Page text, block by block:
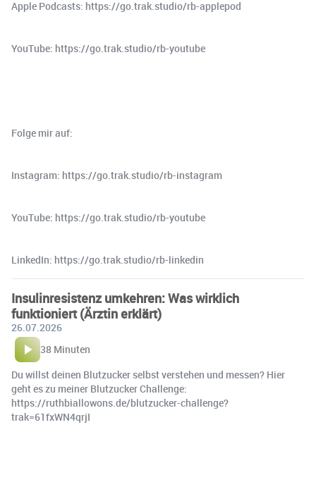
Apple Podcasts: https://go.trak.studio/rb-applepod
YouTube: https://go.trak.studio/rb-youtube
Folge mir auf:
Instagram: https://go.trak.studio/rb-instagram
YouTube: https://go.trak.studio/rb-youtube
LinkedIn: https://go.trak.studio/rb-linkedin
Insulinresistenz umkehren: Was wirklich
funktioniert (Ärztin erklärt)
26.07.2026
38 Minuten
Du willst deinen Blutzucker selbst verstehen und messen? Hier
geht es zu meiner Blutzucker Challenge:
https://ruthbiallowons.de/blutzucker-challenge?
trak=61fxWN4qrjI